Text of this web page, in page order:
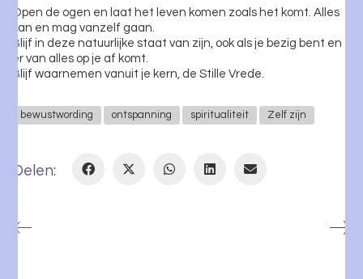
Open de ogen en laat het leven komen zoals het komt. Alles
kan en mag vanzelf gaan.
Blijf in deze natuurlijke staat van zijn, ook als je bezig bent en
er van alles op je af komt.
Blijf waarnemen vanuit je kern, de Stille Vrede.
bewustwording ontspanning spiritualiteit Zelf zijn
Delen: